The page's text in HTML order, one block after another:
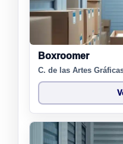
Boxroomer
C. de las Artes